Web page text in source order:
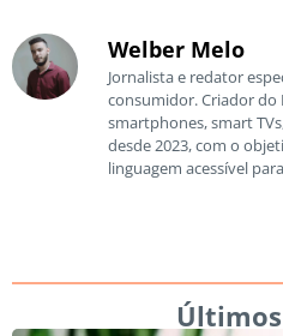
Welber Melo
Jornalista e redator
consumidor. Criador do
smartphones, smart
desde 2023, com o
linguagem acessível